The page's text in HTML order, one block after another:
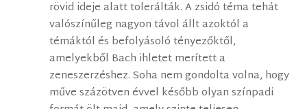
rövid ideje alatt tolerálták. A zsidó téma tehát
valószínűleg nagyon távol állt azoktól a
témáktól és befolyásoló tényezőktől,
amelyekből Bach ihletet merített a
zeneszerzéshez. Soha nem gondolta volna, hogy
műve százötven évvel később olyan színpadi